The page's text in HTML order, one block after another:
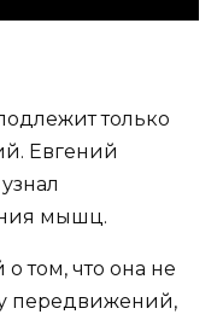
только
Евгений
мышц.
том, что она не
передвижений,